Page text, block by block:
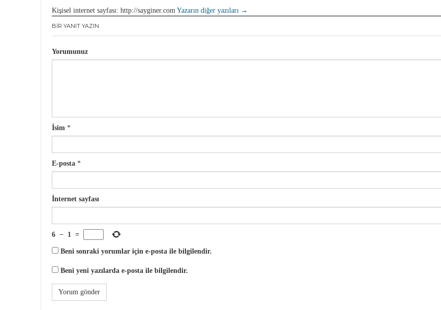
Kişisel internet sayfası: http://sayginer.com Yazarın diğer yazıları →
BIR YANIT YAZIN
Yorumunuz
İsim *
E-posta *
İnternet sayfası
6 − 1 =
Beni sonraki yorumlar için e-posta ile bilgilendir.
Beni yeni yazılarda e-posta ile bilgilendir.